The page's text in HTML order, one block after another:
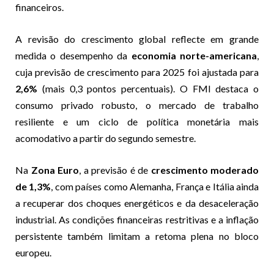
financeiros.
A revisão do crescimento global reflecte em grande
medida o desempenho da economia norte-americana,
cuja previsão de crescimento para 2025 foi ajustada para
2,6% (mais 0,3 pontos percentuais). O FMI destaca o
consumo privado robusto, o mercado de trabalho
resiliente e um ciclo de política monetária mais
acomodativo a partir do segundo semestre.
Na Zona Euro, a previsão é de crescimento moderado
de 1,3%, com países como Alemanha, França e Itália ainda
a recuperar dos choques energéticos e da desaceleração
industrial. As condições financeiras restritivas e a inflação
persistente também limitam a retoma plena no bloco
europeu.